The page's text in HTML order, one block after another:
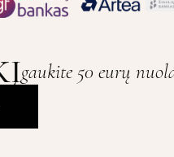
gaukite 50 eurų